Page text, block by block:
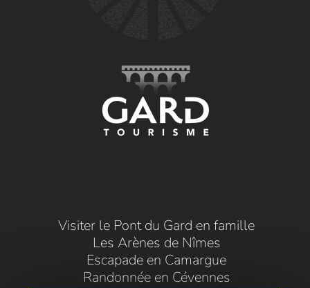
Visiter le Pont du Gard en famille
Les Arènes de Nîmes
Escapade en Camargue
Randonnée en Cévennes